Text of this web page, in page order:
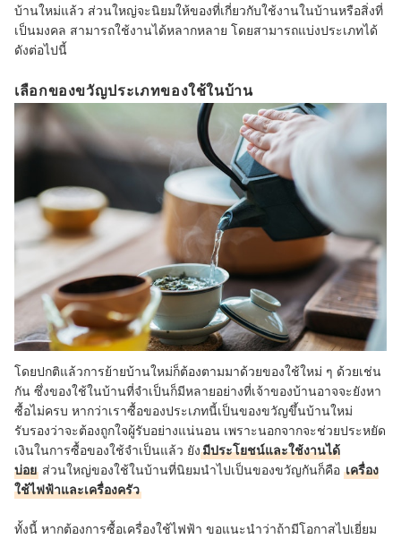
บ้านใหม่แล้ว ส่วนใหญ่จะนิยมให้ของที่เกี่ยวกับใช้งานในบ้านหรือสิ่งที่
เป็นมงคล สามารถใช้งานได้หลากหลาย โดยสามารถแบ่งประเภทได้
ดังต่อไปนี้
เลือกของขวัญประเภทของใช้ในบ้าน
โดยปกติแล้วการย้ายบ้านใหม่ก็ต้องตามมาด้วยของใช้ใหม่ ๆ ด้วยเช่น
กัน ซึ่งของใช้ในบ้านที่จำเป็นก็มีหลายอย่างที่เจ้าของบ้านอาจจะยังหา
ซื้อไม่ครบ หากว่าเราซื้อของประเภทนี้เป็นของขวัญขึ้นบ้านใหม่
รับรองว่าจะต้องถูกใจผู้รับอย่างแน่นอน เพราะนอกจากจะช่วยประหยัด
เงินในการซื้อของใช้จำเป็นแล้ว ยังมีประโยชน์และใช้งานได้
บ่อย ส่วนใหญ่ของใช้ในบ้านที่นิยมนำไปเป็นของขวัญกันก็คือ เครื่อง
ใช้ไฟฟ้าและเครื่องครัว
ทั้งนี้ หากต้องการซื้อเครื่องใช้ไฟฟ้า ขอแนะนำว่าถ้ามีโอกาสไปเยี่ยม